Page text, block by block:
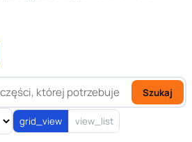
Szukaj
grid_view view_list